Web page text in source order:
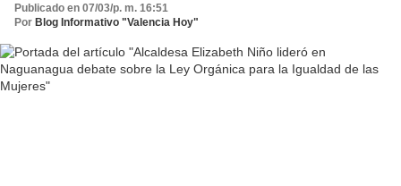
Publicado en 07/03/p. m. 16:51
Por Blog Informativo "Valencia Hoy"